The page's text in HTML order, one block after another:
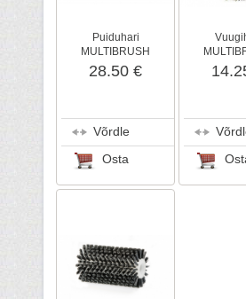
Puiduhari
MULTIBRUSH
28.50 €
Võrdle
Osta